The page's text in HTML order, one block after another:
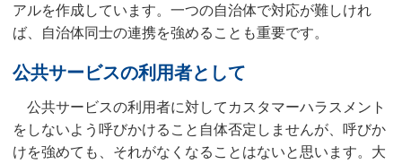
アルを作成しています。一つの自治体で対応が難しけれ
ば、自治体同士の連携を強めることも重要です。
公共サービスの利用者として
公共サービスの利用者に対してカスタマーハラスメント
をしないよう呼びかけること自体否定しませんが、呼びか
けを強めても、それがなくなることはないと思います。大